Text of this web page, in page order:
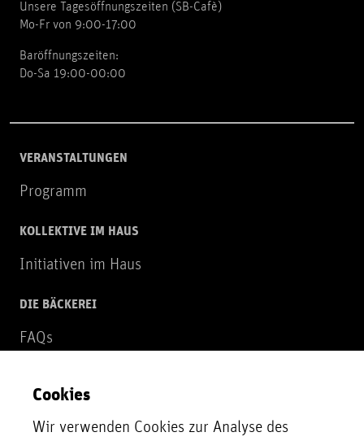
Unsere Tagesöffnungszeiten (SB-Cafè)
Mo-Fr von 9:00-17:00
Baröffnungszeiten:
Do-Sa 19:00-00:00
VERANSTALTUNGEN
Programm
KOLLEKTIVE IM HAUS
Initiativen im Haus
DIE BÄCKEREI
FAQs
NEWSLETTER
Zur Newsletter Anmeldung
Cookies
Wir verwenden Cookies zur Analyse des